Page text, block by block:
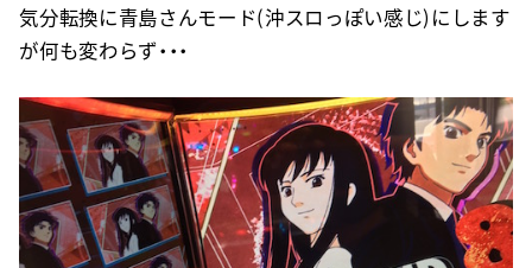
気分転換に青島さんモード(沖スロっぽい感じ)にします
が何も変わらず・・・